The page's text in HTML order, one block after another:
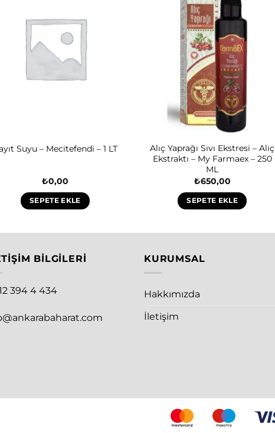
Suyu – Mecitefendi – 1 LT
₺0,00
SEPETE EKLE
Alıç Yaprağı Sıvı Ekstresi – Alıç
Ekstraktı – My Farmaex – 250
ML
₺650,00
SEPETE EKLE
BILGILERI
394 4 434
KURUMSAL
Hakkımızda
İletişim